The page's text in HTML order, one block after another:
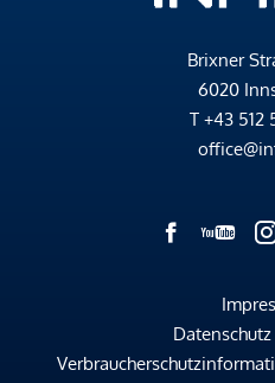
Brixner
6020
T +43 512